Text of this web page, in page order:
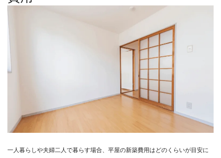
一人暮らしや夫婦二人で暮らす場合、平屋の新築費用はどのくらいが目安に